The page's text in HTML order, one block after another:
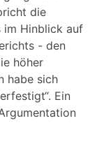
die
im Hinblick auf
- den
höher
habe sich
Ein